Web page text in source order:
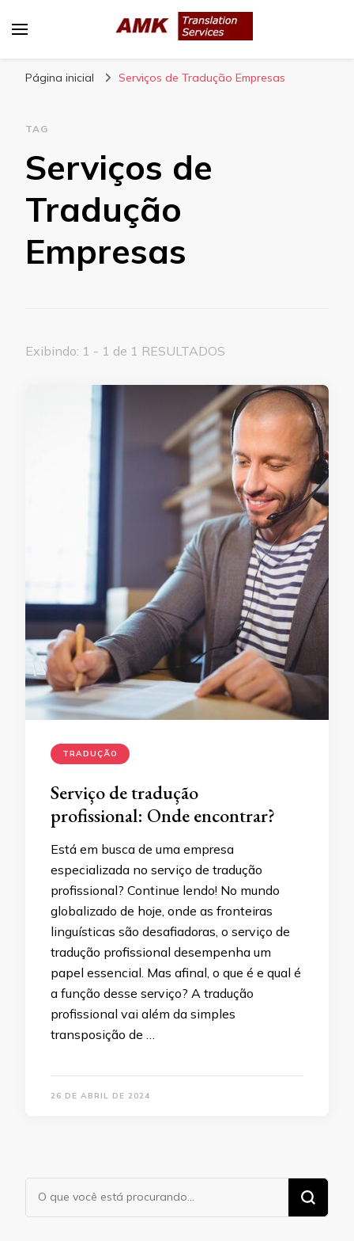
livre, tradução técnica, interpretação
Página inicial Serviços de Tradução Empresas
TAG
Serviços de
Tradução
Empresas
Exibindo: 1 - 1 de 1 RESULTADOS
TRADUÇÃO
Serviço de tradução
profissional: Onde encontrar?
Está em busca de uma empresa
especializada no serviço de tradução
profissional? Continue lendo! No mundo
globalizado de hoje, onde as fronteiras
linguísticas são desafiadoras, o serviço de
tradução profissional desempenha um
papel essencial. Mas afinal, o que é e qual é
a função desse serviço? A tradução
profissional vai além da simples
transposição de …
26 DE ABRIL DE 2024